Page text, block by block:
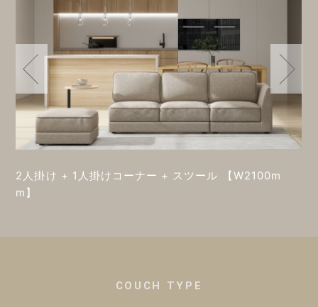
2人掛け + 1人掛けコーナー + スツール 【W2100m
m】
COUCH TYPE